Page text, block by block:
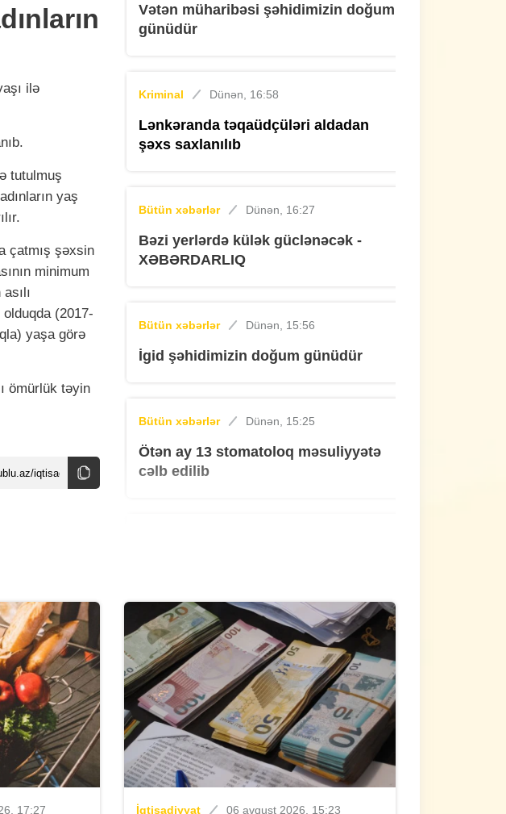
ilə
tutulmuş
yaş
çatmış şəxsin
minimum
(2017-
yaşa görə
ömürlük təyin
Vətən müharibəsi şəhidimizin doğum
günüdür
Kriminal Dünən, 16:58
Lənkəranda təqaüdçüləri aldadan
şəxs saxlanılıb
Bütün xəbərlər Dünən, 16:27
Bəzi yerlərdə külək güclənəcək -
XƏBƏRDARLIQ
Bütün xəbərlər Dünən, 15:56
İgid şəhidimizin doğum günüdür
Bütün xəbərlər Dünən, 15:25
Ötən ay 13 stomatoloq məsuliyyətə
cəlb edilib
Kriminal Dünən, 14:14
Bir gündə 55 cinayət açıldı
İqtisadiyyat Dünən, 13:40
Kartdan köçürmədə sərbəstlik,
qəbulda isə limit
17:27 İqtisadiyyat 06 avqust 2026, 15:23